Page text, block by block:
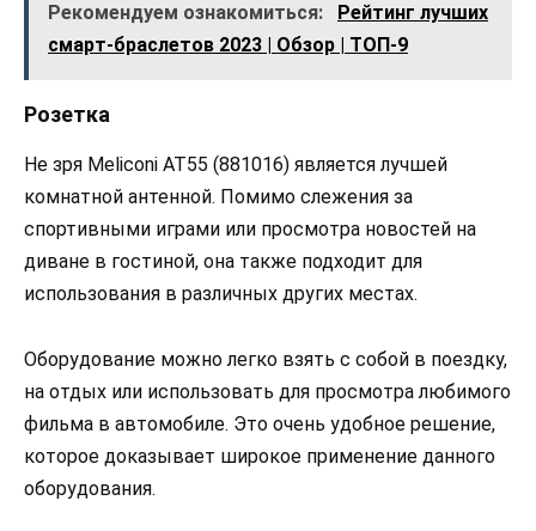
Рекомендуем ознакомиться:
Рейтинг лучших
смарт-браслетов 2023 | Обзор | ТОП-9
Розетка
Не зря Meliconi AT55 (881016) является лучшей
комнатной антенной. Помимо слежения за
спортивными играми или просмотра новостей на
диване в гостиной, она также подходит для
использования в различных других местах.
Оборудование можно легко взять с собой в поездку,
на отдых или использовать для просмотра любимого
фильма в автомобиле. Это очень удобное решение,
которое доказывает широкое применение данного
оборудования.